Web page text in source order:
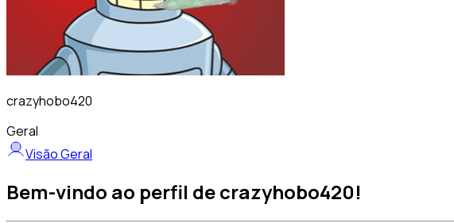
crazyhobo420
Geral
Visão Geral
Bem-vindo ao perfil de crazyhobo420!